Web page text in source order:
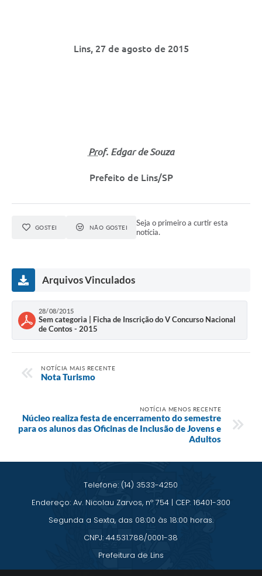
Lins, 27 de agosto de 2015
Prof. Edgar de Souza
Prefeito de Lins/SP
GOSTEI NÃO GOSTEI
Seja o primeiro a curtir esta
notícia.
Arquivos Vinculados
28/08/2015
Sem categoria | Ficha de Inscrição do V Concurso Nacional
de Contos - 2015
NOTÍCIA MAIS RECENTE
Nota Turismo
NOTÍCIA MENOS RECENTE
Núcleo realiza festa de encerramento do semestre
para os alunos das Oficinas de Inclusão de Jovens e
Adultos
Telefone: (14) 3533-4250
Endereço: Av. Nicolau Zarvos, nº 754 | CEP: 16401-300
Segunda a Sexta, das 08:00 às 18:00 horas.
CNPJ: 44.531.788/0001-38
Prefeitura de Lins